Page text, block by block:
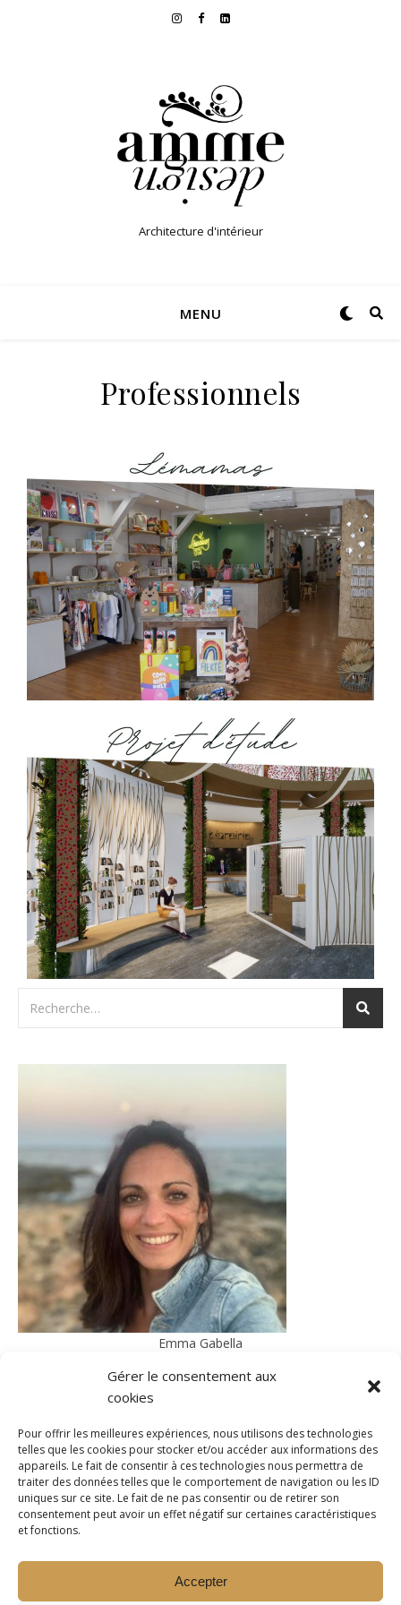
Gérer le consentement aux
cookies
Pour offrir les meilleures expériences, nous utilisons des technologies
telles que les cookies pour stocker et/ou accéder aux informations des
appareils. Le fait de consentir à ces technologies nous permettra de
traiter des données telles que le comportement de navigation ou les ID
uniques sur ce site. Le fait de ne pas consentir ou de retirer son
consentement peut avoir un effet négatif sur certaines caractéristiques
et fonctions.
Accepter
Architecture d'intérieur
MENU
Professionnels
Emma Gabella
Particuliers | Professionnels